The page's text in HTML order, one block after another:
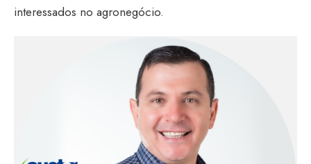
interessados no agronegócio.